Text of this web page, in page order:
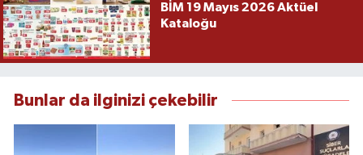
BİM 19 Mayıs 2026 Aktüel
Kataloğu
Bunlar da ilginizi çekebilir